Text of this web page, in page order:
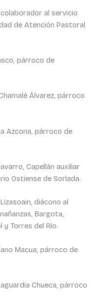
colaborador al servicio
de Atención Pastoral
párroco de
Álvarez, párroco
Azcona, párroco de
Capellán auxiliar
Ostiense de Sorlada.
diácono al
Bargota,
y Torres del Río.
Macua, párroco de
Chueca, párroco